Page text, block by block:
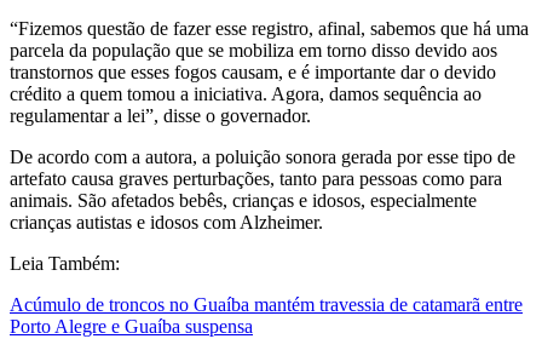
“Fizemos questão de fazer esse registro, afinal, sabemos que há uma
parcela da população que se mobiliza em torno disso devido aos
transtornos que esses fogos causam, e é importante dar o devido
crédito a quem tomou a iniciativa. Agora, damos sequência ao
regulamentar a lei”, disse o governador.
De acordo com a autora, a poluição sonora gerada por esse tipo de
artefato causa graves perturbações, tanto para pessoas como para
animais. São afetados bebês, crianças e idosos, especialmente
crianças autistas e idosos com Alzheimer.
Leia Também:
Acúmulo de troncos no Guaíba mantém travessia de catamarã entre
Porto Alegre e Guaíba suspensa